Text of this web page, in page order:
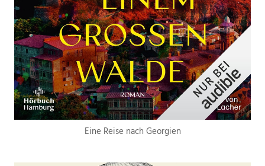
Eine Reise nach Georgien